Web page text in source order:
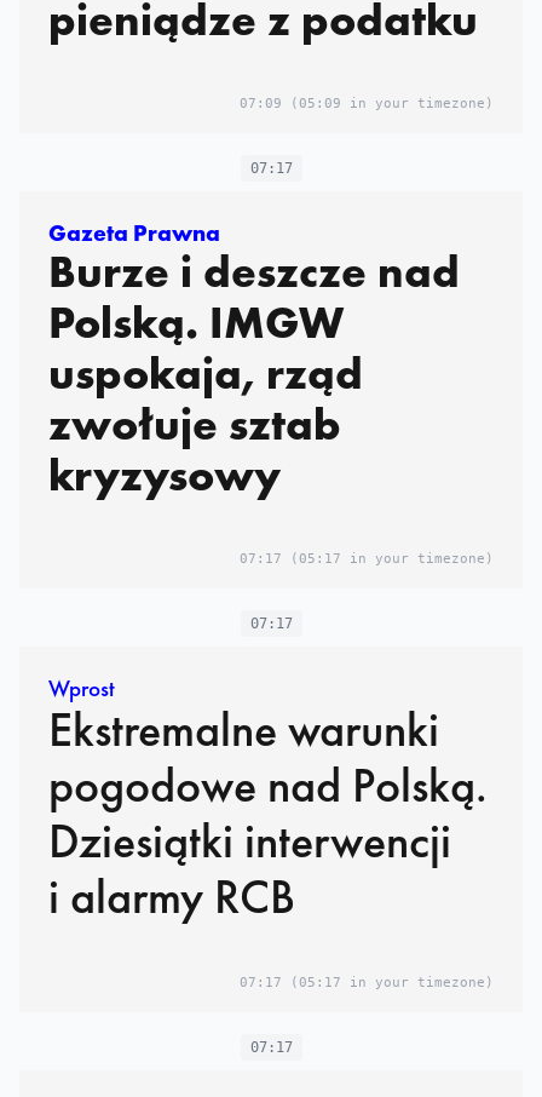
pieniądze z podatku
07:09 (05:09 in your timezone)
07:17
Gazeta Prawna
Burze i deszcze nad
Polską. IMGW
uspokaja, rząd
zwołuje sztab
kryzysowy
07:17 (05:17 in your timezone)
07:17
Wprost
Ekstremalne warunki
pogodowe nad Polską.
Dziesiątki interwencji
i alarmy RCB
07:17 (05:17 in your timezone)
07:17